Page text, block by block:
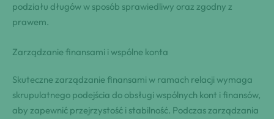
podziału długów w sposób sprawiedliwy oraz zgodny z
prawem.
Zarządzanie finansami i wspólne konta
Skuteczne zarządzanie finansami w ramach relacji wymaga
skrupulatnego podejścia do obsługi wspólnych kont i finansów,
aby zapewnić przejrzystość i stabilność. Podczas zarządzania